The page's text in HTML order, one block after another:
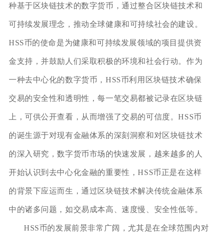
种基于区块链技术的数字货币，通过整合区块链技术和
可持续发展理念，推动全球健康和可持续社会的建设。
HSS币的使命是为健康和可持续发展领域的项目提供资
金支持，并鼓励人们采取积极的环境和社会行动。作为
一种去中心化的数字货币，HSS币利用区块链技术确保
交易的安全性和透明性，每一笔交易都被记录在区块链
上，可供公开查看，从而增强了交易的可信度。HSS币
的诞生源于对现有金融体系的深刻洞察和对区块链技术
的深入研究，数字货币市场的快速发展，越来越多的人
开始认识到去中心化金融的重要性，HSS币正是在这样
的背景下应运而生，通过区块链技术解决传统金融体系
中的诸多问题，如交易成本高、速度慢、安全性低等。
HSS币的发展前景非常广阔，尤其是在全球范围内对